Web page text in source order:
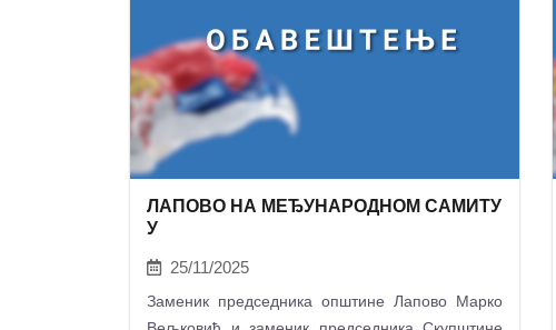
ЛАПОВО НА МЕЂУНАРОДНОМ САМИТУ
У
25/11/2025
Заменик председника општине Лапово Марко